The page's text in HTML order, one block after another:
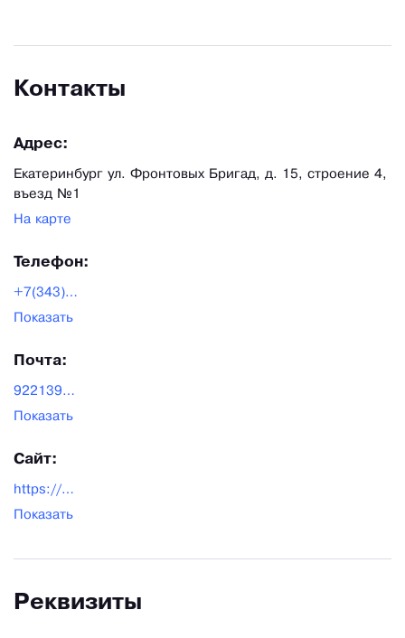
Контакты
Адрес:
Екатеринбург ул. Фронтовых Бригад, д. 15, строение 4,
въезд №1
На карте
Телефон:
+7(343)361-09-84
Показать
Почта:
9221399@mail.ru
Показать
Сайт:
https://stropdomkrat.ru/
Показать
Реквизиты